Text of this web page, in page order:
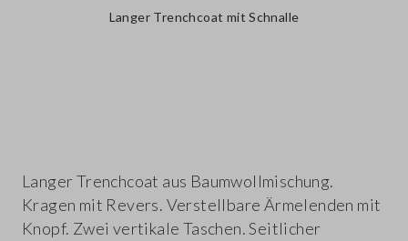
Langer Trenchcoat mit Schnalle
Langer Trenchcoat aus Baumwollmischung.
Kragen mit Revers. Verstellbare Ärmelenden mit
Knopf. Zwei vertikale Taschen. Seitlicher